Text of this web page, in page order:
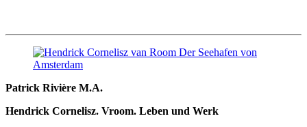
Patrick Rivière M.A.
Hendrick Cornelisz. Vroom. Leben und Werk